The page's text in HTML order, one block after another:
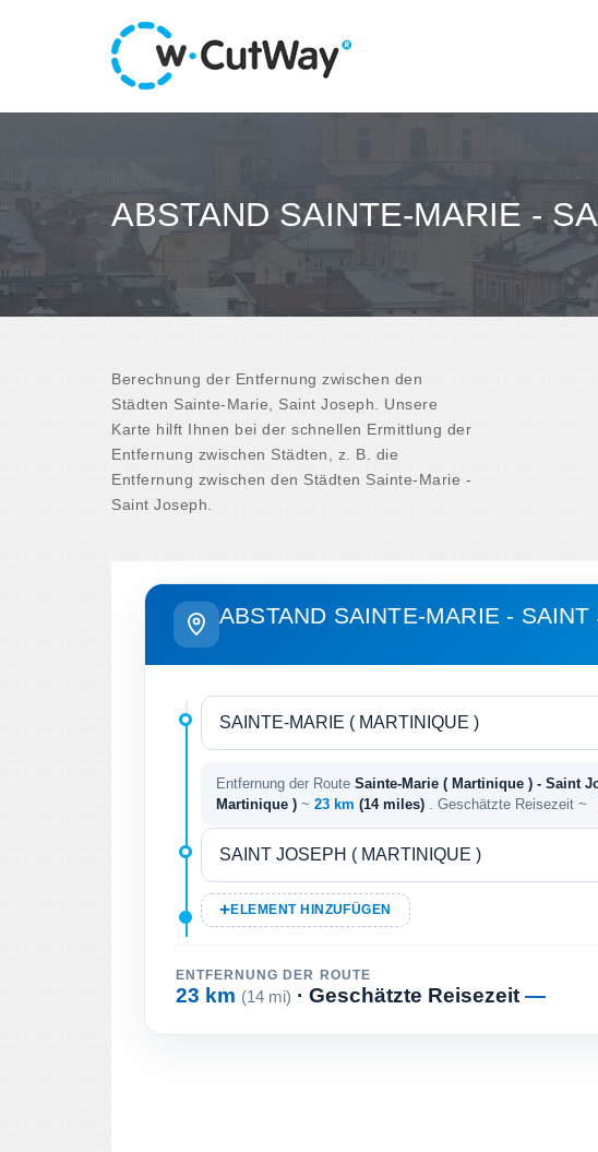
ABSTAND SAINTE-MARIE -
Berechnung der Entfernung zwischen den
Städten Sainte-Marie, Saint Joseph. Unsere
Karte hilft Ihnen bei der schnellen Ermittlung der
Entfernung zwischen Städten, z. B. die
Entfernung zwischen den Städten Sainte-Marie -
Saint Joseph.
ABSTAND SAINTE-MARIE - SAINT
Entfernung der Route Sainte-Marie ( Martinique ) - Saint
Martinique ) ~ 23 km (14 miles) . Geschätzte Reisezeit ~
ELEMENT HINZUFÜGEN
ENTFERNUNG DER ROUTE
23 km (14 mi) · Geschätzte Reisezeit —